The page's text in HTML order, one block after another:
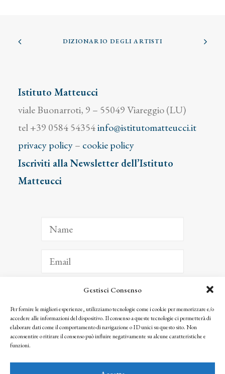
Gestisci Consenso
Per fornire le migliori esperienze, utilizziamo tecnologie come i cookie per memorizzare e/o
accedere alle informazioni del dispositivo. Il consenso a queste tecnologie ci permetterà di
elaborare dati come il comportamento di navigazione o ID unici su questo sito. Non
acconsentire o ritirare il consenso può influire negativamente su alcune caratteristiche e
funzioni.
DIZIONARIO DEGLI ARTISTI
Istituto Matteucci
viale Buonarroti, 9 – 55049 Viareggio (LU)
tel +39 0584 54354info@istitutomatteucci.it
privacy policy– cookie policy
Iscriviti alla Newsletter dell’Istituto
Matteucci
ISCRIVITI
Facendo clic per iscriverti, riconosci che le tue informazioni saranno trattate
seguendo la nostra Privacy Policy
© 2025 Istituto Matteucci. All right reserved
l’autorizzazione scritta dei proprietari dei diritti e dell’Istituto Matteucci